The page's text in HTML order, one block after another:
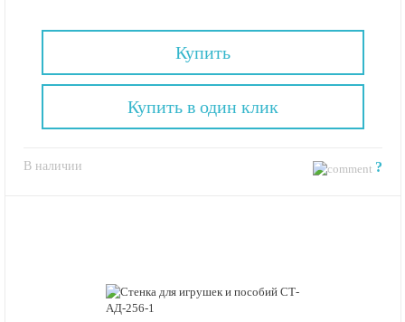
Купить
В наличии ?
Купить в один клик